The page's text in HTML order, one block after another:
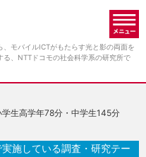
モバイルICTがもたらす光と影の両面を
、NTTドコモの社会科学系の研究所で
生高学年78分・中学生145分
施している調査・研究テー